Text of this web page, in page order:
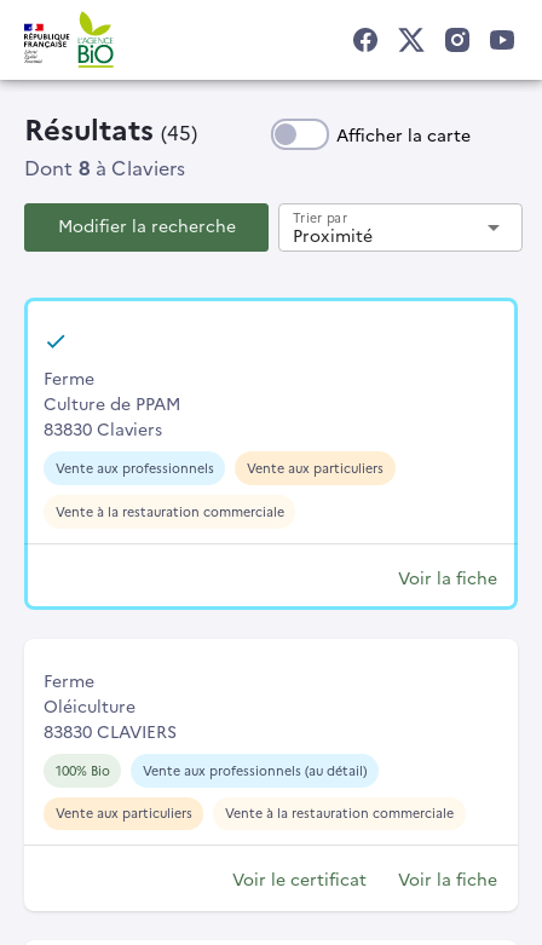
Résultats (45) Afficher la carte
Dont 8 à Claviers
Modifier la recherche Proximité
Trier par arrow_drop_down
Ferme
Culture de PPAM
83830 Claviers
Vente aux professionnels Vente aux particuliers
Vente à la restauration commerciale
Voir la fiche
Ferme
Oléiculture
83830 CLAVIERS
100% Bio Vente aux professionnels (au détail)
Vente aux particuliers Vente à la restauration commerciale
Voir le certificat Voir la fiche